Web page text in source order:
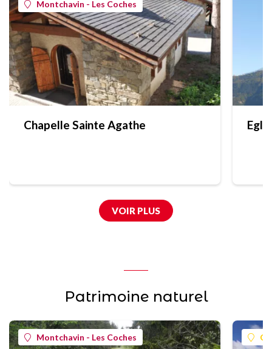
Montchavin - Les Coches
Chapelle Sainte Agathe
VOIR PLUS
Patrimoine naturel
Montchavin - Les Coches